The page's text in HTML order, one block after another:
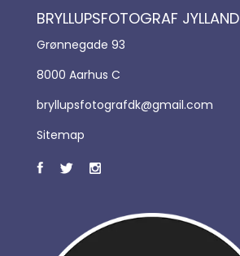
BRYLLUPSFOTOGRAF JYLLAND
Grønnegade 93
8000 Aarhus C
bryllupsfotografdk@gmail.com
Sitemap